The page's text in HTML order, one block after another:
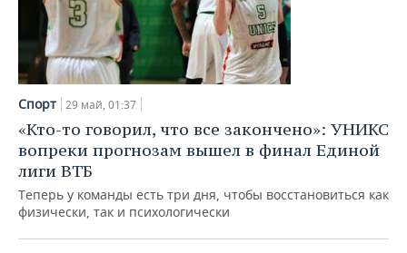
ФИГУРНОЕ КАТАНИЕ
ВОДНЫЕ ВИДЫ СПОРТА
ХОККЕЙ С МЯЧОМ
МЕДИЦИНА
ОБРАЗОВАНИЕ
ПРОИСШЕСТВИЯ
Спорт 29 май, 01:37
«Кто-то говорил, что все закончено»: УНИКС
вопреки прогнозам вышел в финал Единой
лиги ВТБ
Теперь у команды есть три дня, чтобы восстановиться как
физически, так и психологически